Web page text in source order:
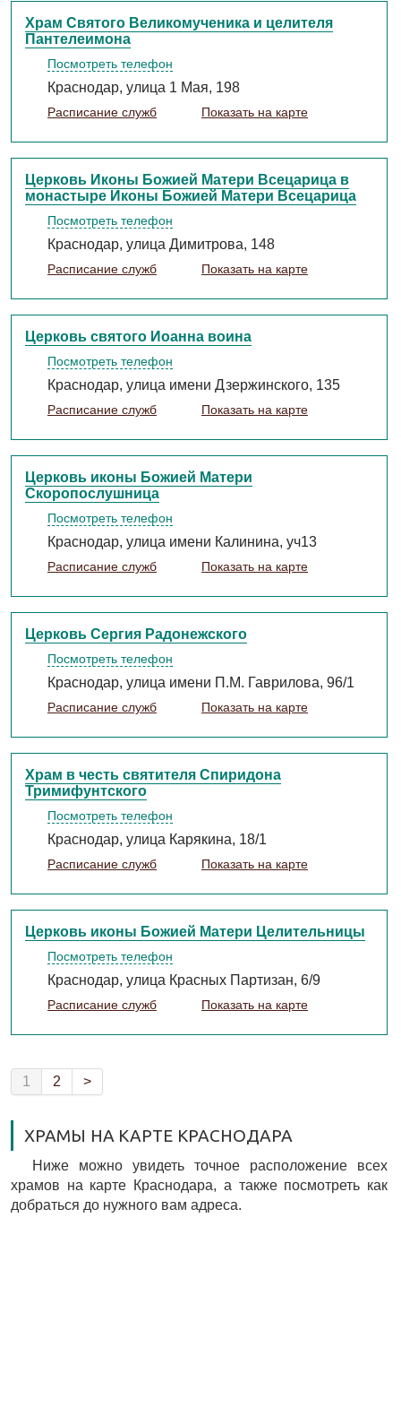
Храм Святого Великомученика и целителя
Пантелеимона
Посмотреть телефон
Краснодар, улица 1 Мая, 198
Расписание служб Показать на карте
Церковь Иконы Божией Матери Всецарица в
монастыре Иконы Божией Матери Всецарица
Посмотреть телефон
Краснодар, улица Димитрова, 148
Расписание служб Показать на карте
Церковь святого Иоанна воина
Посмотреть телефон
Краснодар, улица имени Дзержинского, 135
Расписание служб Показать на карте
Церковь иконы Божией Матери
Скоропослушница
Посмотреть телефон
Краснодар, улица имени Калинина, уч13
Расписание служб Показать на карте
Церковь Сергия Радонежского
Посмотреть телефон
Краснодар, улица имени П.М. Гаврилова, 96/1
Расписание служб Показать на карте
Храм в честь святителя Спиридона
Тримифунтского
Посмотреть телефон
Краснодар, улица Карякина, 18/1
Расписание служб Показать на карте
Церковь иконы Божией Матери Целительницы
Посмотреть телефон
Краснодар, улица Красных Партизан, 6/9
Расписание служб Показать на карте
1 2 >
ХРАМЫ НА КАРТЕ КРАСНОДАРА
Ниже можно увидеть точное расположение всех
храмов на карте Краснодара, а также посмотреть как
добраться до нужного вам адреса.